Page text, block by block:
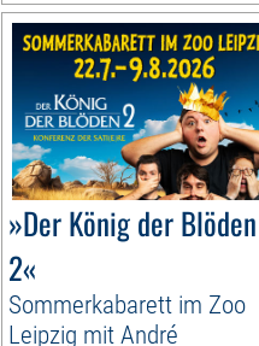
»Der König der Blöden
2«
Sommerkabarett im Zoo
Leipzig mit André